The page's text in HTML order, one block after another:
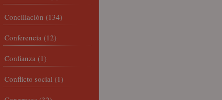
Conciliación (134)
Conferencia (12)
Confianza (1)
Conflicto social (1)